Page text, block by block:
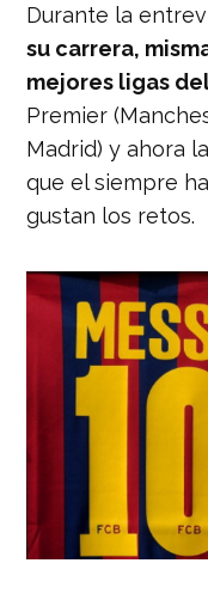
Durante la
su carrera,
mejores ligas
Premier
Madrid) y ahora
que el siempre
gustan los retos.